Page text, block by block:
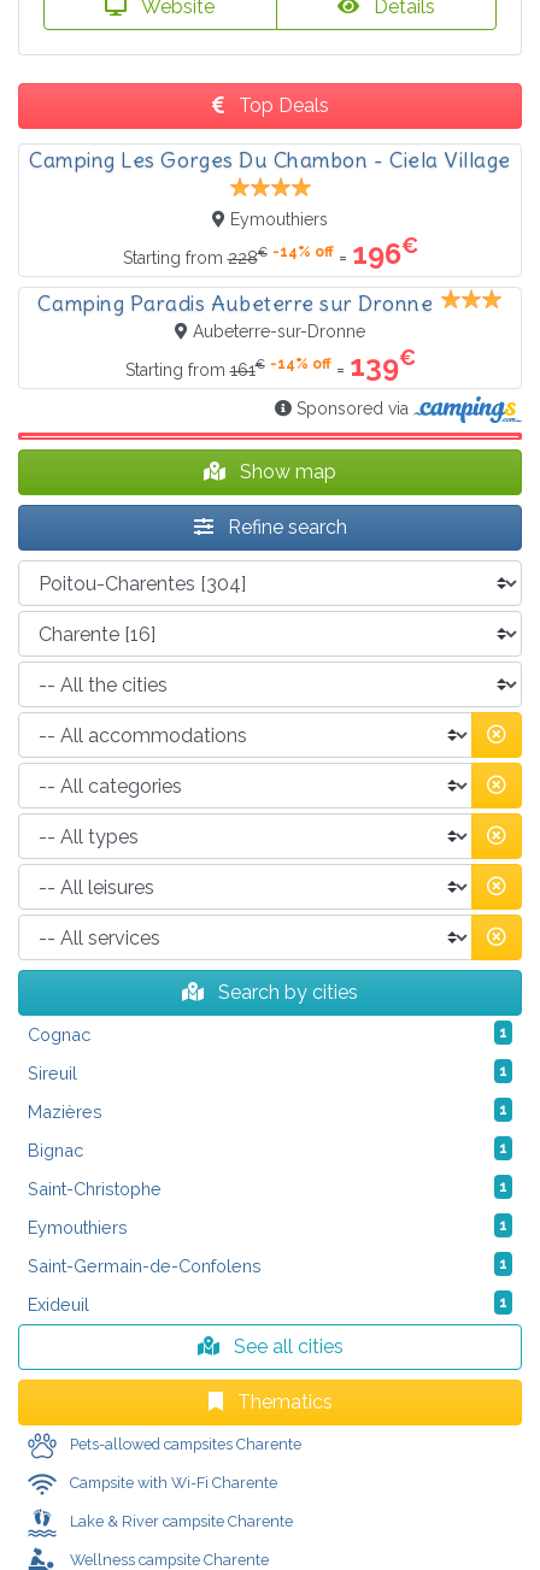
Website Details
Top Deals
Camping Les Gorges Du Chambon - Ciela Village
Eymouthiers
Starting from228€ -14% off= 196€
Camping Paradis Aubeterre sur Dronne
Aubeterre-sur-Dronne
Starting from161€ -14% off= 139€
Sponsored via
Show map
Refine search
Search by cities
Cognac 1
Sireuil 1
Mazières 1
Bignac 1
Saint-Christophe 1
Eymouthiers 1
Saint-Germain-de-Confolens 1
Exideuil 1
See all cities
Thematics
Pets-allowed campsites Charente
Campsite with Wi-Fi Charente
Lake & River campsite Charente
Wellness campsite Charente